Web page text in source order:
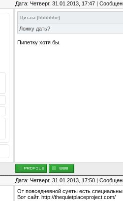
Дата: Четверг, 31.01.2013, 17:47 |
Цитата ( hhhhhhe)
Ложку дать?
Пипетку хотя бы.
Дата: Четверг, 31.01.2013, 17:50 |
От повседневной суеты есть
Вот сайт. http://thequietplaceproject.com/